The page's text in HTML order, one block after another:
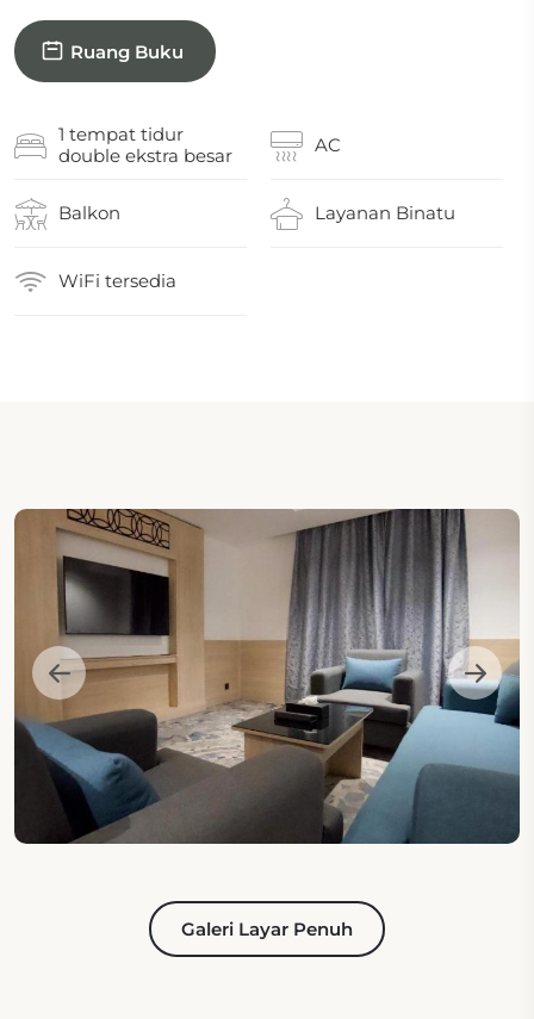
Ruang Buku
1 tempat tidur
double ekstra besar
AC
Balkon Layanan Binatu
WiFi tersedia
Galeri Layar Penuh